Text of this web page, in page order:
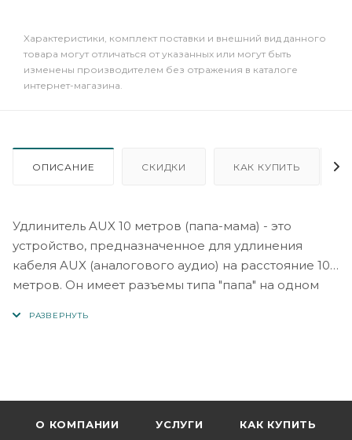
Xарактеристики, комплект поставки и внешний вид данного
товара могут отличаться от указанных или могут быть
изменены производителем без отражения в каталоге
интернет-магазина.
ОПИСАНИЕ СКИДКИ КАК КУПИТЬ
Удлинитель AUX 10 метров (папа-мама) - это
устройство, предназначенное для удлинения
кабеля AUX (аналогового аудио) на расстояние 10
метров. Он имеет разъемы типа "папа" на одном
Удлинитель AUX обычно использует стандартный
разъем 3,5 мм (или 6,35 мм для профессиональных
О КОМПАНИИ УСЛУГИ КАК КУПИТЬ